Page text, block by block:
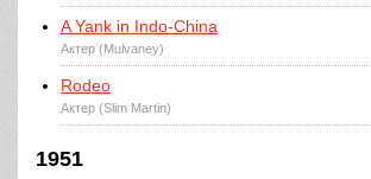
A Yank in Indo-China
Актер (Mulvaney)
Rodeo
Актер (Slim Martin)
1951